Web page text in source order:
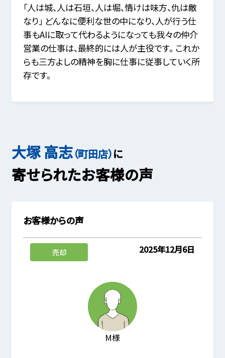
「人は城、人は石垣、人は堀、情けは味方、仇は敵
なり」 どんなに便利な世の中になり、人が行う仕
事もAIに取って代わるようになっても我々の仲介
営業の仕事は、最終的には人が主役です。 これか
らも三方よしの精神を胸に仕事に従事していく所
存です。
大塚 高志（町田店）に
寄せられたお客様の声
お客様からの声
売却 2025年12月6日
M様